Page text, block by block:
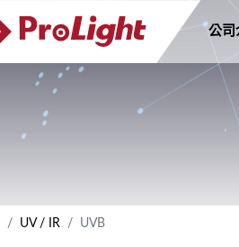
公司
UV / IR UVB